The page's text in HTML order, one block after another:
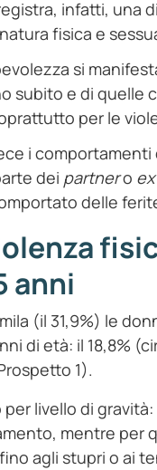
infatti, una
fisica e
si
subito e di quelle
per le
i
dei partnero ex
delle
anni
(il 31,9%) le
di età: il 18,8%
1).
livello di
mentre per
agli stupri o ai